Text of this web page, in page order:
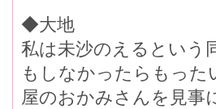
◆大地
私は未沙のえるという
もしなかったらもっ
屋のおかみさんを見事